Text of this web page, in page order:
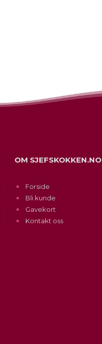
OM SJEFSKOKKEN.NO
Forside
Bli kunde
Gavekort
Kontakt oss